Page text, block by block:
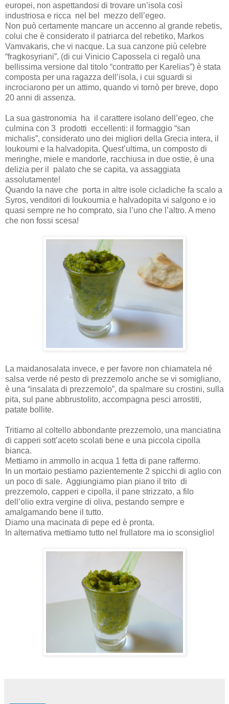
europei, non aspettandosi di trovare un’isola così
industriosa e ricca nel bel
mezzo dell’egeo.
Non può certamente mancare un accenno al grande rebetis,
colui che è considerato il patriarca del rebetiko, Markos
Vamvakaris, che vi nacque. La sua canzone più celebre
“fragkosyriani”, (di cui Vinicio Capossela ci regalò una
bellissima versione dal titolo “contratto per Karelias”) è stata
composta per una ragazza dell’isola, i cui sguardi si
incrociarono per un attimo, quando vi tornò per breve, dopo
20 anni di assenza.
La sua gastronomia ha il carattere isolano dell’egeo, che
culmina con 3 prodotti eccellenti: il formaggio “san
michalis”, considerato uno dei migliori della Grecia intera, il
loukoumi e la halvadopita. Quest’ultima, un composto di
meringhe, miele e mandorle, racchiusa in due ostie, è una
delizia per il
palato che se capita, va assaggiata
assolutamente!
Quando la nave che porta in altre isole cicladiche fa scalo a
Syros, venditori di loukoumia e halvadopita vi salgono e io
quasi sempre ne ho comprato, sia l’uno che l’altro. A meno
che non fossi scesa!
La maidanosalata invece, e per favore non chiamatela né
salsa verde né pesto di prezzemolo anche se vi somigliano,
è una “insalata di prezzemolo”, da spalmare su crostini, sulla
pita, sul pane abbrustolito, accompagna pesci arrostiti,
patate bollite.
Tritiamo al coltello abbondante prezzemolo, una manciatina
di capperi sott’aceto scolati bene e una piccola cipolla
bianca.
Mettiamo in ammollo in acqua 1 fetta di pane raffermo.
In un mortaio pestiamo pazientemente 2 spicchi di aglio con
un poco di sale. Aggiungiamo pian piano il trito di
prezzemolo, capperi e cipolla, il pane strizzato, a filo
dell’olio extra vergine di oliva, pestando sempre e
amalgamando bene il tutto.
Diamo una macinata di pepe ed è pronta.
In alternativa mettiamo tutto nel frullatore ma io sconsiglio!